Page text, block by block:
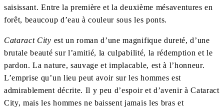
saisissant. Entre la première et la deuxième mésaventures en
forêt, beaucoup d’eau à couleur sous les ponts.
Cataract City est un roman d’une magnifique dureté, d’une
brutale beauté sur l’amitié, la culpabilité, la rédemption et le
pardon. La nature, sauvage et implacable, est à l’honneur.
L’emprise qu’un lieu peut avoir sur les hommes est
admirablement décrite. Il y peu d’espoir et d’avenir à Cataract
City, mais les hommes ne baissent jamais les bras et